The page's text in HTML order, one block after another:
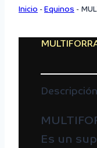
Inicio - Equinos -
Descripción
Es un